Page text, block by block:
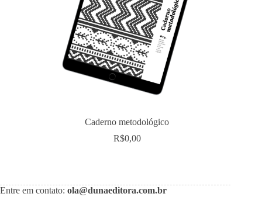
Caderno metodológico
R$0,00
Entre em contato: ola@dunaeditora.com.br